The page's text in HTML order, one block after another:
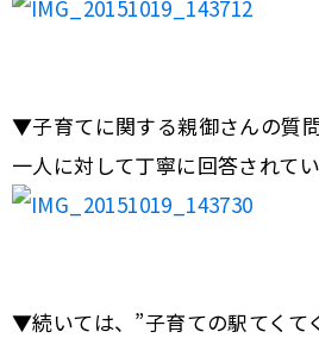
▼子育てに関する親御さんの質
一人に対して丁寧に回答されてい
▼続いては、”子育ての駅てくて